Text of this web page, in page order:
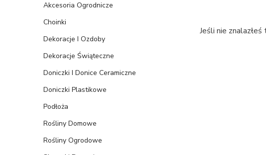
Akcesoria Ogrodnicze
Choinki
Dekoracje I Ozdoby
Dekoracje Świąteczne
Doniczki I Donice Ceramiczne
Doniczki Plastikowe
Podłoża
Rośliny Domowe
Rośliny Ogrodowe
Jeśli nie